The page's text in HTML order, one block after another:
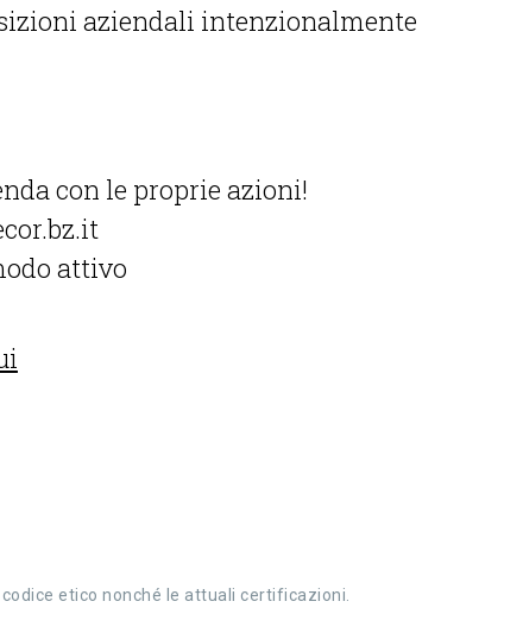
aziendali intenzionalmente
con le proprie azioni!
attivo
etico nonché le attuali certificazioni.